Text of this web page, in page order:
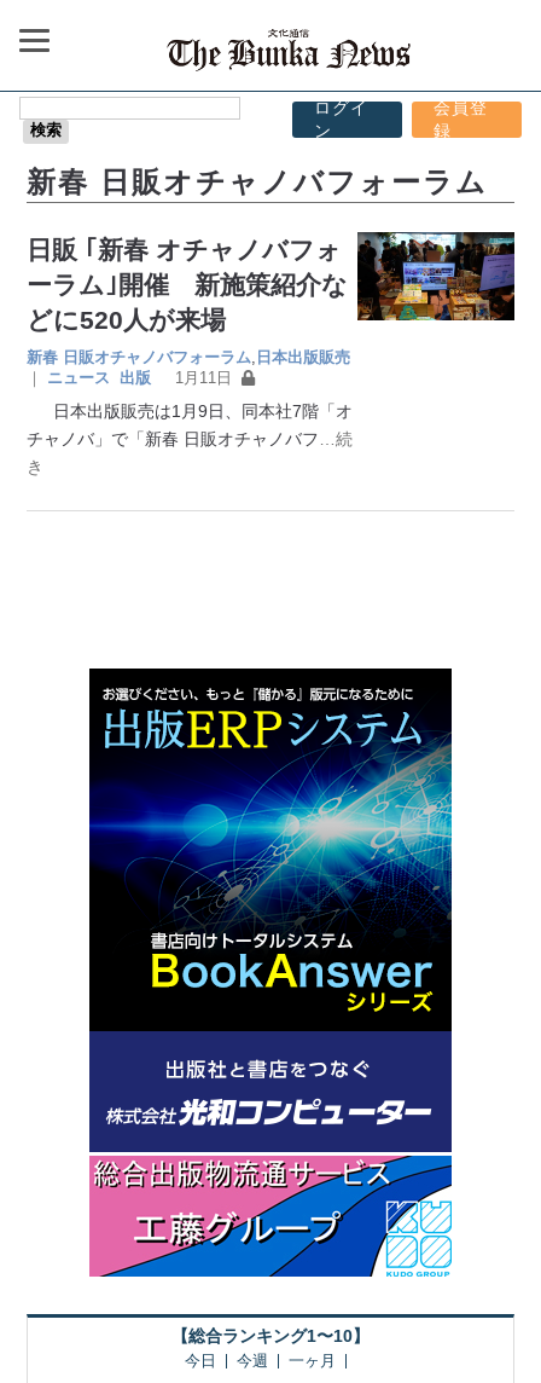
ログイ
ン
会員登
録
新春 日販オチャノバフォーラム
日販 ｢新春 オチャノバフォ
ーラム｣開催 新施策紹介な
どに520人が来場
新春 日販オチャノバフォーラム 日本出版販売
｜
ニュース 出版 1月11日
日本出版販売は1月9日、同本社7階「オ
チャノバ」で「新春 日販オチャノバフ …続
き
【総合ランキング1〜10】
今日 今週 一ヶ月